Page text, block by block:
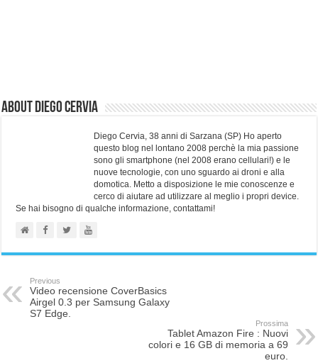
About Diego Cervia
Diego Cervia, 38 anni di Sarzana (SP) Ho aperto
questo blog nel lontano 2008 perchè la mia passione
sono gli smartphone (nel 2008 erano cellulari!) e le
nuove tecnologie, con uno sguardo ai droni e alla
domotica. Metto a disposizione le mie conoscenze e
cerco di aiutare ad utilizzare al meglio i propri device.
Se hai bisogno di qualche informazione, contattami!
Previous
Video recensione CoverBasics
Airgel 0.3 per Samsung Galaxy
S7 Edge.
Prossima
Tablet Amazon Fire : Nuovi
colori e 16 GB di memoria a 69
euro.